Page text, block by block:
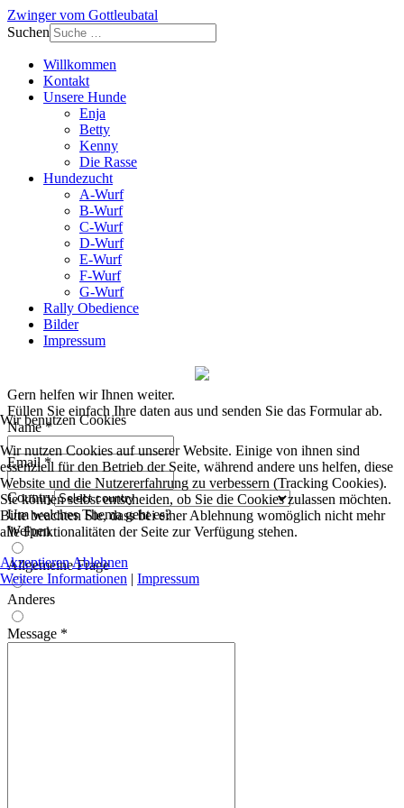
Zwinger vom Gottleubatal
Suchen
Willkommen
Kontakt
Unsere Hunde
Enja
Betty
Kenny
Die Rasse
Hundezucht
A-Wurf
B-Wurf
C-Wurf
D-Wurf
E-Wurf
F-Wurf
G-Wurf
Rally Obedience
Bilder
Impressum
Gern helfen wir Ihnen weiter.
Füllen Sie einfach Ihre daten aus und senden Sie das Formular ab.
Name*
Email*
Country
Um welches Thema geht es?
Welpen
Allgemeine Frage
Anderes
Message *
Wir benutzen Cookies
Wir nutzen Cookies auf unserer Website. Einige von ihnen sind
essenziell für den Betrieb der Seite, während andere uns helfen, diese
Website und die Nutzererfahrung zu verbessern (Tracking Cookies).
Sie können selbst entscheiden, ob Sie die Cookies zulassen möchten.
Bitte beachten Sie, dass bei einer Ablehnung womöglich nicht mehr
alle Funktionalitäten der Seite zur Verfügung stehen.
AkzeptierenAblehnen
Weitere Informationen | Impressum